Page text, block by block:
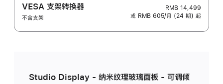
VESA 支架转换器
不含支架
RMB 14,499
或 RMB 605/月 (24 期) 起
Studio Display - 纳米纹理玻璃面板 - 可调倾